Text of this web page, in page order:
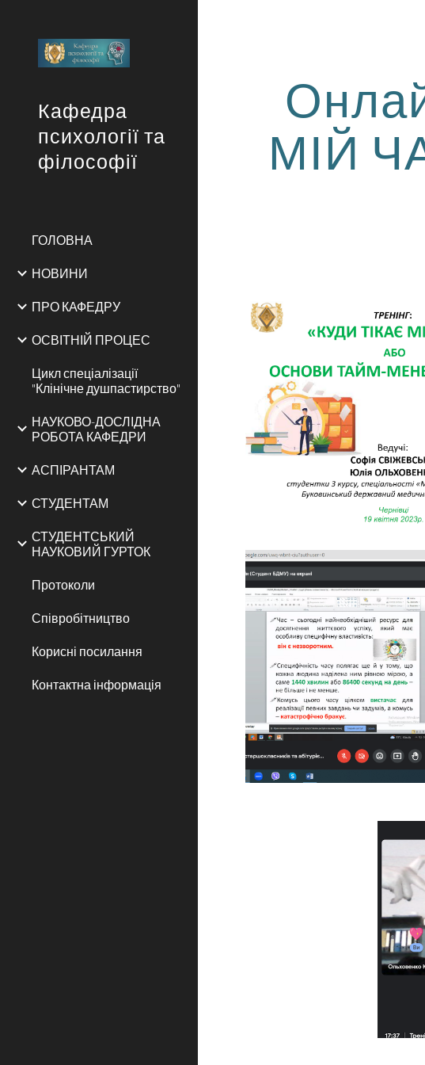
Кафедра
психології та
філософії
ГОЛОВНА
НОВИНИ
ПРО КАФЕДРУ
ОСВІТНІЙ ПРОЦЕС
Цикл спеціалізації
"Клінічне душпастирство"
НАУКОВО-ДОСЛІДНА
РОБОТА КАФЕДРИ
АСПІРАНТАМ
СТУДЕНТАМ
СТУДЕНТСЬКИЙ
НАУКОВИЙ ГУРТОК
Протоколи
Співробітництво
Корисні посилання
Контактна інформація
МІЙ